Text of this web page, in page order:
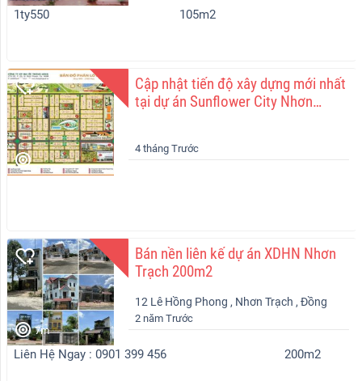
1ty550 105m2
Cập nhật tiến độ xây dựng mới nhất
tại dự án Sunflower City Nhơn
4 tháng Trước
7m
Bán nền liên kế dự án XDHN Nhơn
Trạch 200m2
12 Lê Hồng Phong , Nhơn Trạch , Đồng
Nai
2 năm Trước
Liên Hệ Ngay : 0901 399 456 200m2